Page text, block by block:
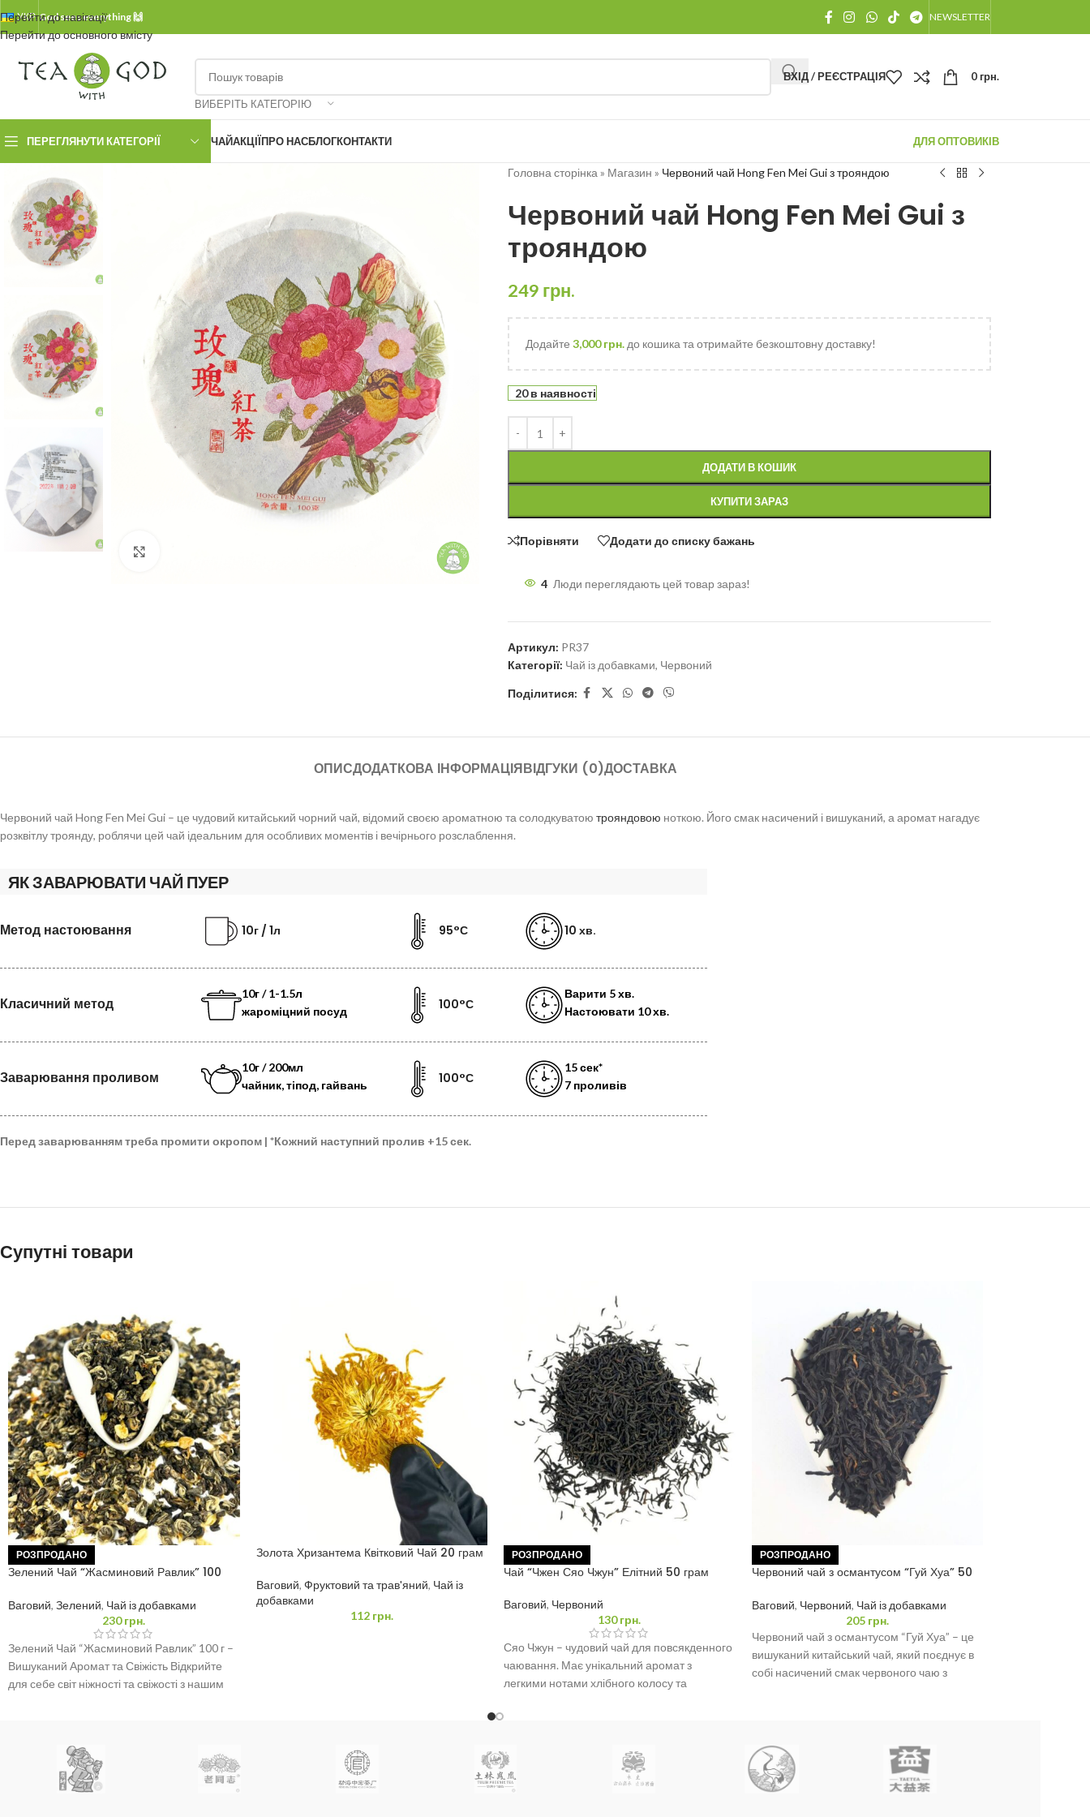
Перейти до навігації
Перейти до основного вмісту
УКР.God sees everything 🙌 NEWSLETTER
ВИБЕРІТЬ КАТЕГОРІЮ
ВХІД / РЕЄСТРАЦІЯ 0 грн.
ПЕРЕГЛЯНУТИ КАТЕГОРІЇ ЧАЙАКЦІЇПРО НАСБЛОГКОНТАКТИ ДЛЯ ОПТОВИКІВ
Головна сторінка » Магазин » Червоний чай Hong Fen Mei Gui з трояндою
Червоний чай Hong Fen Mei Gui з
трояндою
249 грн.
Додайте 3,000грн.до кошика та отримайте безкоштовну доставку!
20 в наявності
ДОДАТИ В КОШИК
КУПИТИ ЗАРАЗ
Порівняти Додати до списку бажань
4 Люди переглядають цей товар зараз!
Артикул: PR37
Категорії: Чай із добавками, Червоний
Поділитися:
ОПИСДОДАТКОВА ІНФОРМАЦІЯВІДГУКИ (0)ДОСТАВКА
Червоний чай Hong Fen Mei Gui – це чудовий китайський чорний чай, відомий своєю ароматною та солодкуватою трояндовою ноткою. Його смак насичений і вишуканий, а аромат нагадує
розквітлу троянду, роблячи цей чай ідеальним для особливих моментів і вечірнього розслаблення.
ЯК ЗАВАРЮВАТИ ЧАЙ ПУЕР
Метод настоювання 10г / 1л 95°С 10 хв.
Класичний метод
10г / 1-1.5л
жароміцний посуд
100°С
Варити 5 хв.
Настоювати 10 хв.
Заварювання проливом
10г / 200мл
чайник, тіпод, гайвань
100°С
15 сек*
7 проливів
Перед заварюванням треба промити окропом | *Кожний наступний пролив +15 сек.
Супутні товари
РОЗПРОДАНО
Зелений Чай “Жасминовий Равлик” 100
Ваговий, Зелений, Чай із добавками
230грн.
Зелений Чай “Жасминовий Равлик” 100 г –
Вишуканий Аромат та Свіжість Відкрийте
для себе світ ніжності та свіжості з нашим
Золота Хризантема Квітковий Чай 20 грам
Ваговий, Фруктовий та трав'яний, Чай із
добавками
112грн.
РОЗПРОДАНО
Чай “Чжен Сяо Чжун” Елітний 50 грам
Ваговий, Червоний
130грн.
Сяо Чжун – чудовий чай для повсякденного
чаювання. Має унікальний аромат з
легкими нотами хлібного колосу та
РОЗПРОДАНО
Червоний чай з османтусом “Гуй Хуа” 50
Ваговий, Червоний, Чай із добавками
205грн.
Червоний чай з османтусом “Гуй Хуа” – це
вишуканий китайський чай, який поєднує в
собі насичений смак червоного чаю з